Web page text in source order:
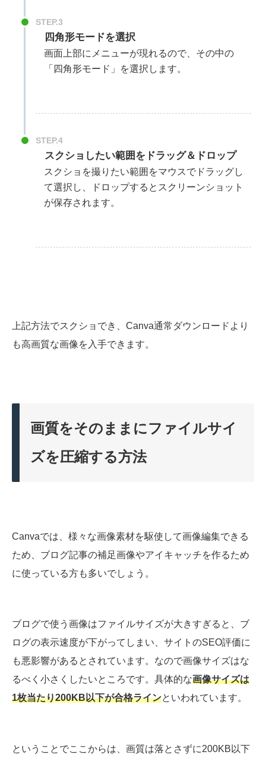
STEP.3
四角形モードを選択
画面上部にメニューが現れるので、その中の
「四角形モード」を選択します。
STEP.4
スクショしたい範囲をドラッグ＆ドロップ
スクショを撮りたい範囲をマウスでドラッグし
て選択し、ドロップするとスクリーンショット
が保存されます。
上記方法でスクショでき、Canva通常ダウンロードより
も高画質な画像を入手できます。
画質をそのままにファイルサイ
ズを圧縮する方法
Canvaでは、様々な画像素材を駆使して画像編集できる
ため、ブログ記事の補足画像やアイキャッチを作るため
に使っている方も多いでしょう。
ブログで使う画像はファイルサイズが大きすぎると、ブ
ログの表示速度が下がってしまい、サイトのSEO評価に
も悪影響があるとされています。なので画像サイズはな
るべく小さくしたいところです。具体的な画像サイズは
1枚当たり200KB以下が合格ラインといわれています。
ということでここからは、画質は落とさずに200KB以下